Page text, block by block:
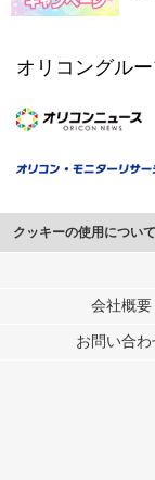
オリコングル
クッキーの使用について
このサイトでは
行っています。
メディアや広告配信、
各パートナーは、この
ユーザーが各パートナ
会社概要
お問い合わ